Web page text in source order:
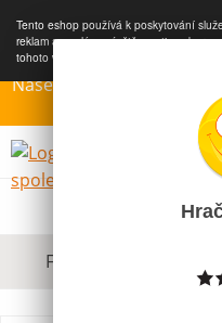
Tento eshop používá k poskytování
reklam a analýze návštěvnosti soubory
tohoto webu s tím souhlasíte.
Naše Prodejny –
Filtrovat dle